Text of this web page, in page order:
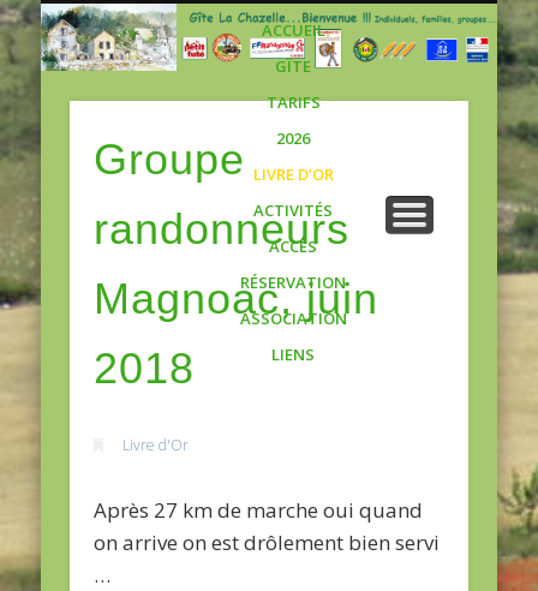
ACCUEIL
GÎTE
TARIFS
2026
LIVRE D’OR
ACTIVITÉS
ACCÈS
RÉSERVATION
ASSOCIATION
LIENS
Groupe
randonneurs
Magnoac, juin
2018
Livre d'Or
Après 27 km de marche oui quand
on arrive on est drôlement bien servi
…